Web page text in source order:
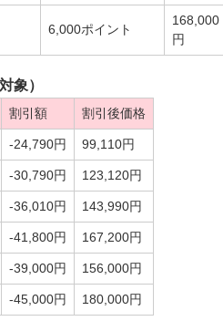
6,000ポイント
168,000
円
象）
割引額 割引後価格
-24,790円 99,110円
-30,790円 123,120円
-36,010円 143,990円
-41,800円 167,200円
-39,000円 156,000円
-45,000円 180,000円